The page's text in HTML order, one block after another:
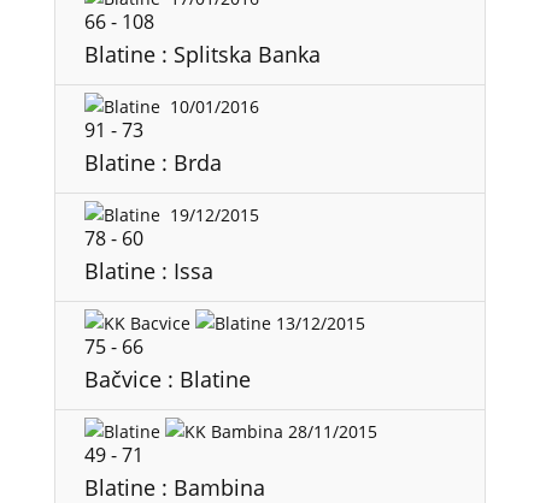
66- 108
Blatine : Splitska Banka
10/01/2016
91 -73
Blatine : Brda
19/12/2015
78- 60
Blatine : Issa
13/12/2015
75- 66
Bačvice : Blatine
28/11/2015
49-71
Blatine : Bambina